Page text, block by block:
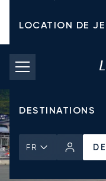
LOCATION DE
TARIFS
JETS PRIVÉS
DESTINATIONS
FR